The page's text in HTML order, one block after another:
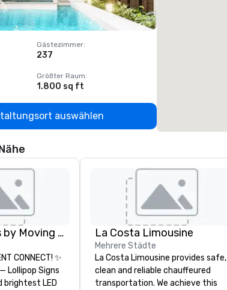
Gästezimmer:
237
Größter Raum:
1.800 sq ft
auswählen
Lollipop Signs by Moving Products
CONNECT! ✨
Lollipop Signs
LED
La Costa Limousine
Mehrere Städte
La Costa Limousine provides safe,
clean and reliable chauffeured
transportation. We achieve this